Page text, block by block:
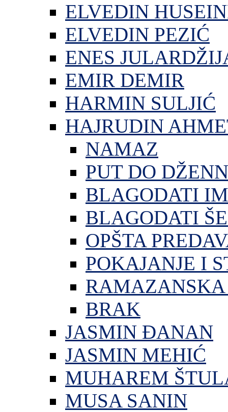
ELVEDIN
ELVEDIN PEZIĆ
ENES
EMIR DEMIR
HARMIN SULJIĆ
HAJRUDIN
NAMAZ
PUT DO
BLAGODATI
BLAGODATI
OPŠTA
POKAJANJE I
RAMAZANSKA
BRAK
JASMIN ĐANAN
JASMIN MEHIĆ
MUHAREM
MUSA SANIN